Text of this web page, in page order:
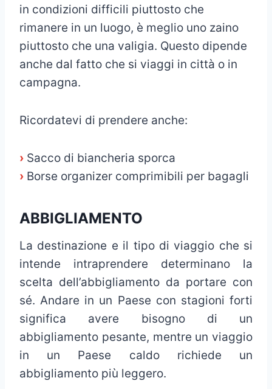
in condizioni difficili piuttosto che
rimanere in un luogo, è meglio uno zaino
piuttosto che una valigia. Questo dipende
anche dal fatto che si viaggi in città o in
campagna.
Ricordatevi di prendere anche:
› Sacco di biancheria sporca
› Borse organizer comprimibili per bagagli
ABBIGLIAMENTO
La destinazione e il tipo di viaggio che si
intende intraprendere determinano la
scelta dell’abbigliamento da portare con
sé. Andare in un Paese con stagioni forti
significa avere bisogno di un
abbigliamento pesante, mentre un viaggio
in un Paese caldo richiede un
abbigliamento più leggero.